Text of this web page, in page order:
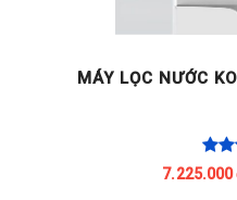
MÁY LỌC NƯỚC
7.225.000